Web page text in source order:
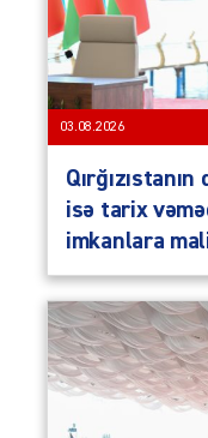
03.08.2026
isə tarix
imkanlara